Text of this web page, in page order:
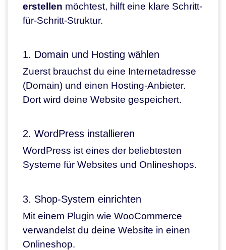
erstellen möchtest, hilft eine klare Schritt-
für-Schritt-Struktur.
1. Domain und Hosting wählen
Zuerst brauchst du eine Internetadresse
(Domain) und einen Hosting-Anbieter.
Dort wird deine Website gespeichert.
2. WordPress installieren
WordPress ist eines der beliebtesten
Systeme für Websites und Onlineshops.
3. Shop-System einrichten
Mit einem Plugin wie WooCommerce
verwandelst du deine Website in einen
Onlineshop.